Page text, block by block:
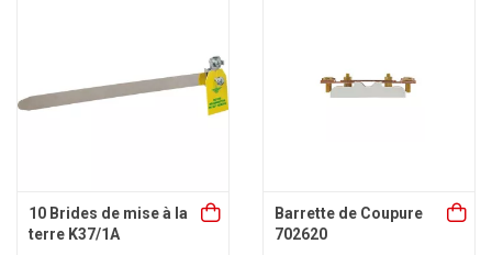
10 Brides de mise à la
terre K37/1A
Barrette de Coupure
702620